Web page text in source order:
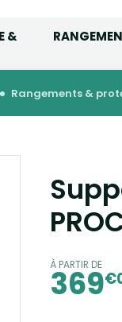
&
rangements &
À PARTIR DE
369